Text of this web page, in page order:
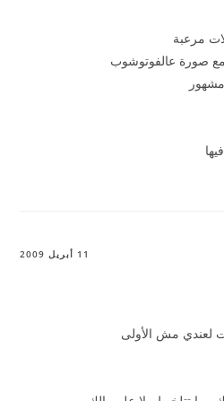
مرعبة
صورة عالفوتوشوب
11 أبريل 2009
لعندي مش الأولى